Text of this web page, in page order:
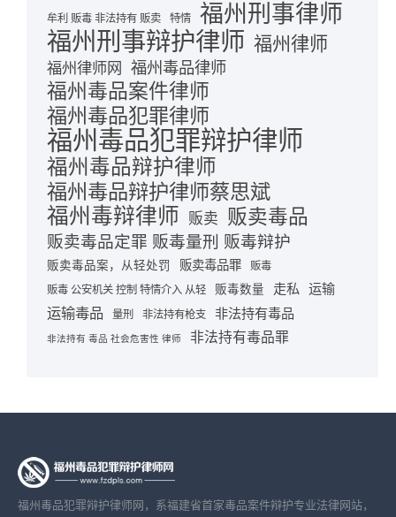
牟利 贩毒 非法持有 贩卖 特情 福州刑事律师
福州刑事辩护律师 福州律师
福州律师网 福州毒品律师
福州毒品案件律师
福州毒品犯罪律师
福州毒品犯罪辩护律师
福州毒品辩护律师
福州毒品辩护律师蔡思斌
福州毒辩律师 贩卖 贩卖毒品
贩卖毒品定罪 贩毒量刑 贩毒辩护
贩卖毒品案，从轻处罚 贩卖毒品罪
贩毒
贩毒 公安机关 控制 特情介入 从轻
贩毒数量 走私 运输
运输毒品 量刑 非法持有枪支 非法持有毒品
非法持有 毒品 社会危害性 律师 非法持有毒品罪
福州毒品犯罪辩护律师网，系福建省首家毒品案件辩护专业法律网站，